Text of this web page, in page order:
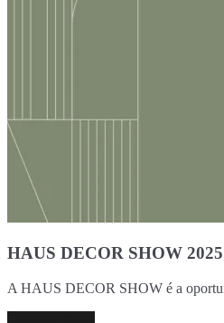
HAUS DECOR SHOW
A HAUS DECOR SHOW é a